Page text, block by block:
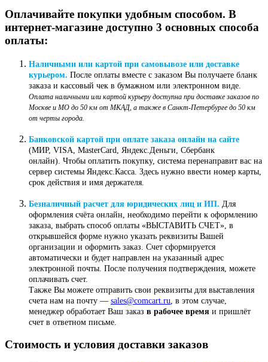
Оплачивайте покупки удобным способом. В
интернет-магазине доступно 3 основных способа
оплаты:
Наличными или картой при самовывозе или доставке
курьером. После оплаты вместе с заказом Вы получаете бланк
заказа и кассовый чек в бумажном или электронном виде.
Оплата наличными или картой курьеру доступна при доставке заказов по
Москве и МО до 50 км от МКАД, а также в Санкт-Петербурге до 50 км
от черты города.
Банковской картой при оплате заказа онлайн на сайте
(МИР, VISA, MasterCard, Яндекс.Деньги, Сбербанк
онлайн). Чтобы оплатить покупку, система перенаправит вас на
сервер системы Яндекс.Касса. Здесь нужно ввести номер карты,
срок действия и имя держателя.
Безналичный расчет для юридических лиц и ИП. Для
оформления счёта онлайн, необходимо перейти к оформлению
заказа, выбрать способ оплаты «ВЫСТАВИТЬ СЧЕТ», в
открывшейся форме нужно указать реквизиты Вашей
организации и оформить заказ. Счет сформируется
автоматически и будет направлен на указанный адрес
электронной почты. После получения подтверждения, можете
оплачивать счет.
Также Вы можете отправить свои реквизиты для выставления
счета нам на почту — sales@comcart.ru , в этом случае,
менеджер обработает Ваш заказ в рабочее время и пришлёт
счет в ответном письме.
Стоимость и условия доставки заказов